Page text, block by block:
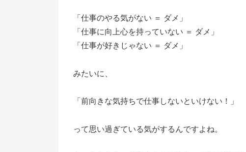
「仕事のやる気がない ＝ ダメ」
「仕事に向上心を持っていない ＝ ダメ」
「仕事が好きじゃない ＝ ダメ」
みたいに、
「前向きな気持ちで仕事しないといけない！」
って思い過ぎている気がするんですよね。